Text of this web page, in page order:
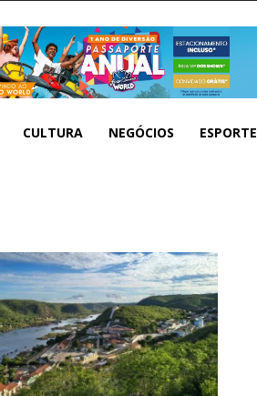
CULTURA NEGÓCIOS ESPORTE